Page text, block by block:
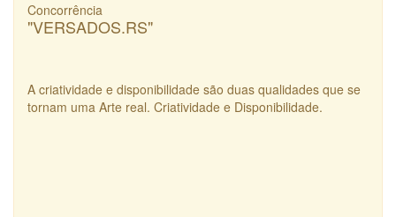
Concorrência
"VERSADOS.RS"
A criatividade e disponibilidade são duas qualidades que se
tornam uma Arte real. Criatividade e Disponibilidade.